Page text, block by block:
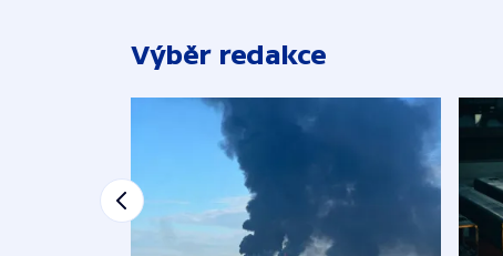
Výběr redakce